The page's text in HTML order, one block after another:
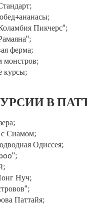
Пикчерс";
ферма;
монстров;
курсы;
В
с Сиамом;
Одиссея;
Нуч;
Паттайя;